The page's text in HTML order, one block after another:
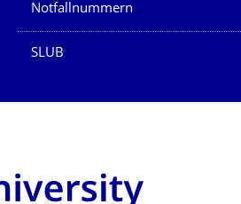
Notfallnummern
SLUB